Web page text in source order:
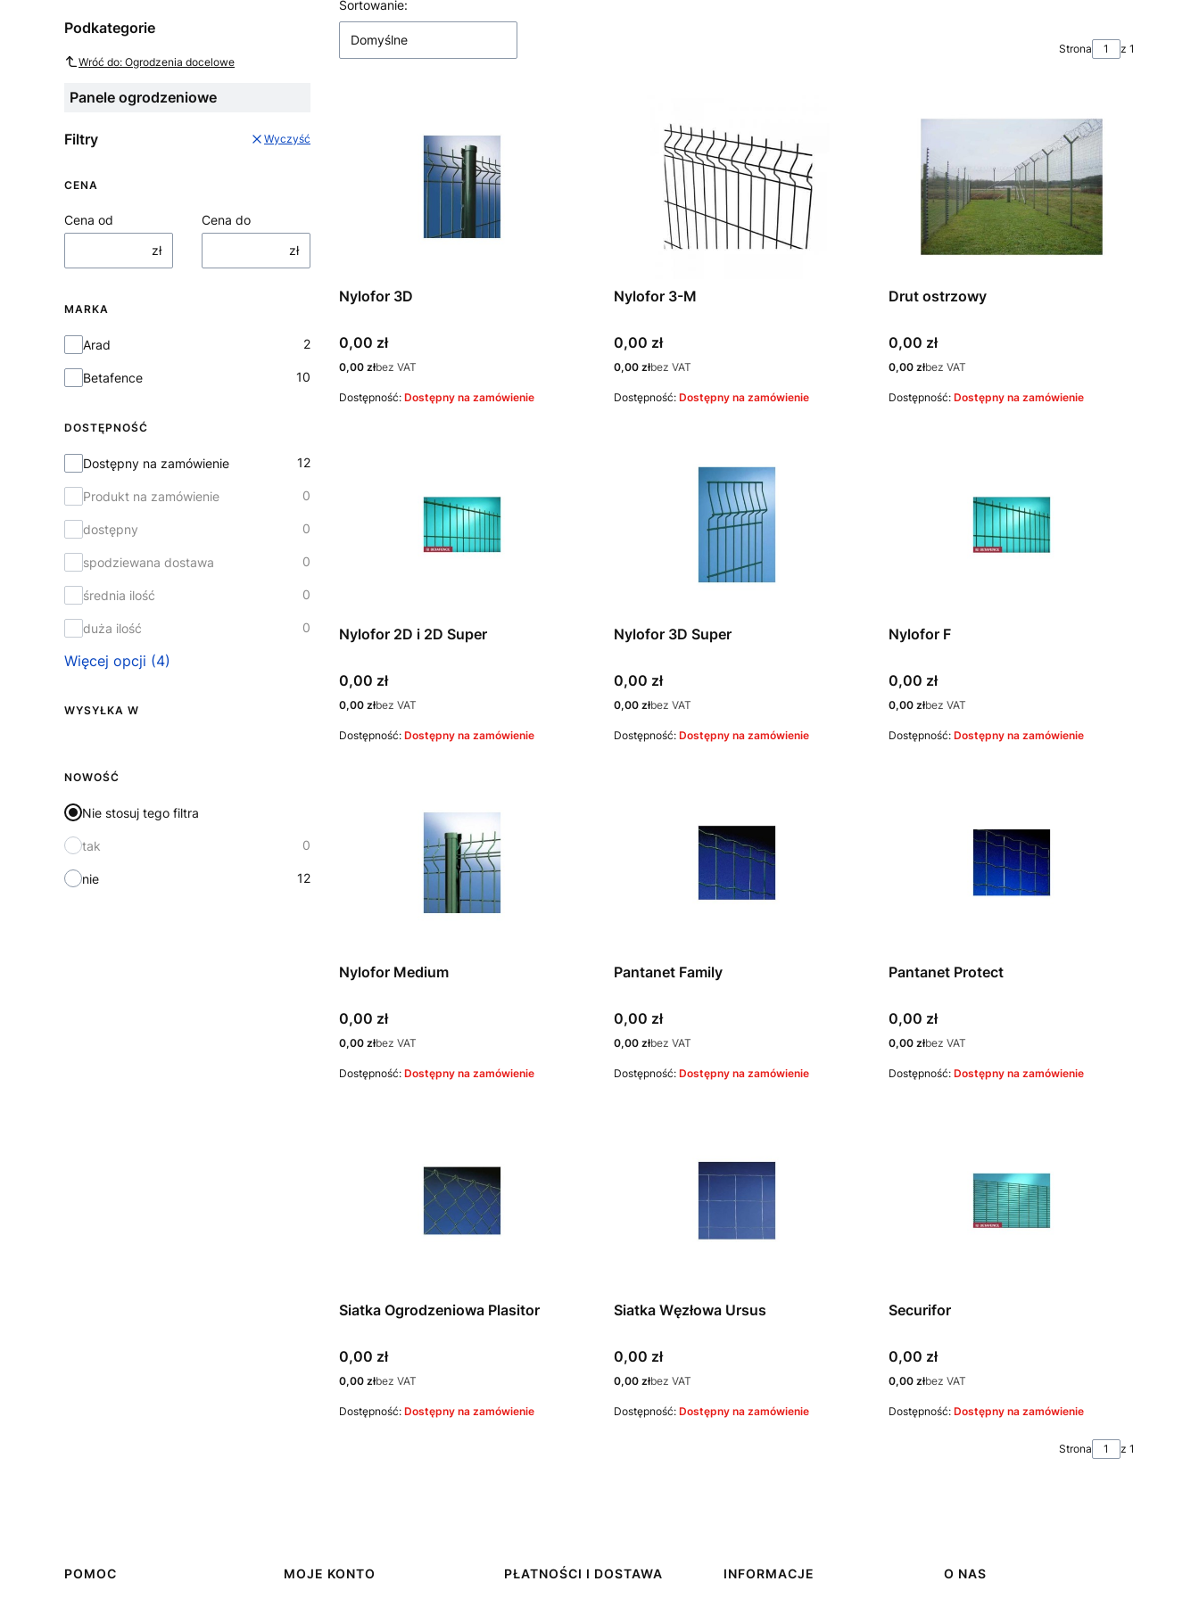
Podkategorie
Wróć do: Ogrodzenia docelowe
Panele ogrodzeniowe
Filtry Wyczyść
CENA
Cena od
zł
Cena do
zł
MARKA
Marka
Arad 2
Betafence 10
DOSTĘPNOŚĆ
Dostępność
Dostępny na zamówienie 12
Produkt na zamówienie 0
dostępny 0
spodziewana dostawa 0
średnia ilość 0
duża ilość 0
Więcej opcji (4)
WYSYŁKA W
NOWOŚĆ
Nie stosuj tego filtra
tak 0
nie 12
Lista produktów
Sortowanie:
Domyślne
Strona z 1
Nylofor 3D
Cena
0,00 zł
Cena
0,00 złbez VAT
Dostępność: Dostępny na zamówienie
Nylofor 3-M
Cena
0,00 zł
Cena
0,00 złbez VAT
Dostępność: Dostępny na zamówienie
Drut ostrzowy
Cena
0,00 zł
Cena
0,00 złbez VAT
Dostępność: Dostępny na zamówienie
Nylofor 2D i 2D Super
Cena
0,00 zł
Cena
0,00 złbez VAT
Dostępność: Dostępny na zamówienie
Nylofor 3D Super
Cena
0,00 zł
Cena
0,00 złbez VAT
Dostępność: Dostępny na zamówienie
Nylofor F
Cena
0,00 zł
Cena
0,00 złbez VAT
Dostępność: Dostępny na zamówienie
Nylofor Medium
Cena
0,00 zł
Cena
0,00 złbez VAT
Dostępność: Dostępny na zamówienie
Pantanet Family
Cena
0,00 zł
Cena
0,00 złbez VAT
Dostępność: Dostępny na zamówienie
Pantanet Protect
Cena
0,00 zł
Cena
0,00 złbez VAT
Dostępność: Dostępny na zamówienie
Siatka Ogrodzeniowa Plasitor
Cena
0,00 zł
Cena
0,00 złbez VAT
Dostępność: Dostępny na zamówienie
Siatka Węzłowa Ursus
Cena
0,00 zł
Cena
0,00 złbez VAT
Dostępność: Dostępny na zamówienie
Securifor
Cena
0,00 zł
Cena
0,00 złbez VAT
Dostępność: Dostępny na zamówienie
Strona z 1
Linki w stopce
POMOC
MOJE KONTO
PŁATNOŚCI I DOSTAWA
INFORMACJE
O NAS